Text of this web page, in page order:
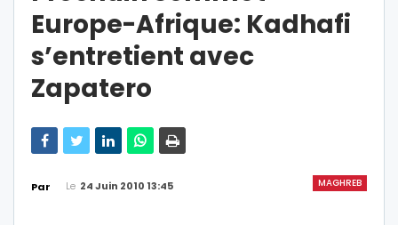
Europe-Afrique: Kadhafi
s’entretient avec
Zapatero
MAGHREB
Par Le 24 Juin 2010 13:45